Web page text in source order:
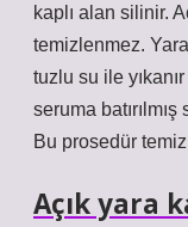
kaplı alan silinir.
temizlenmez.
tuzlu su ile
seruma
Bu prosedür
Açık yara